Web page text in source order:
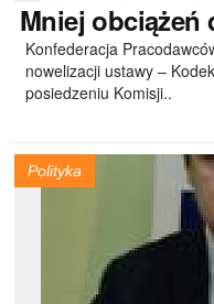
Mniej obciążeń
Konfederacja
nowelizacji ustawy –
posiedzeniu Komisji..
Polityka